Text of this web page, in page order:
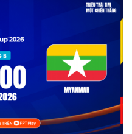
Podcast
Câu chuyện thời sự
Đọc truyện đêm khuya
Cửa sổ tình yêu
Kể chuyện cho bé